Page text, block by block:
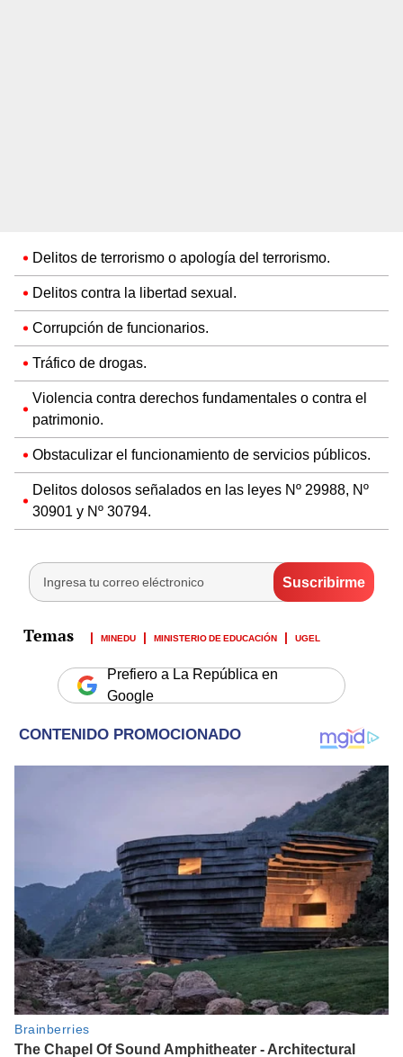
Delitos de terrorismo o apología del terrorismo.
Delitos contra la libertad sexual.
Corrupción de funcionarios.
Tráfico de drogas.
Violencia contra derechos fundamentales o contra el
patrimonio.
Obstaculizar el funcionamiento de servicios públicos.
Delitos dolosos señalados en las leyes Nº 29988, Nº
30901 y Nº 30794.
MINEDU MINISTERIO DE EDUCACIÓN UGEL
Prefiero a La República en
Google